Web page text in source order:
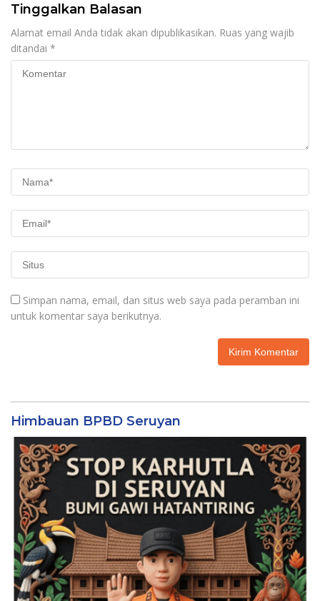
Tinggalkan Balasan
Alamat email Anda tidak akan dipublikasikan. Ruas yang wajib
ditandai *
Simpan nama, email, dan situs web saya pada peramban ini
untuk komentar saya berikutnya.
Himbauan BPBD Seruyan